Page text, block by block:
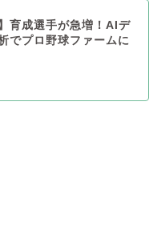
】育成選手が急増！AIデ
でプロ野球ファームに